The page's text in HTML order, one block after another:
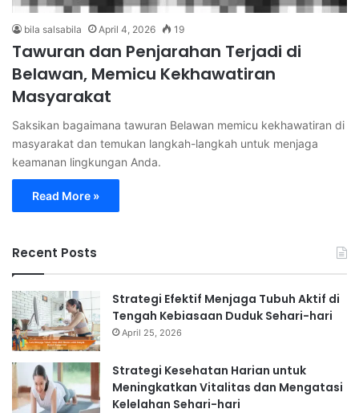
bila salsabila April 4, 2026 19
Tawuran dan Penjarahan Terjadi di
Belawan, Memicu Kekhawatiran
Masyarakat
Saksikan bagaimana tawuran Belawan memicu kekhawatiran di
masyarakat dan temukan langkah-langkah untuk menjaga
keamanan lingkungan Anda.
Read More »
Recent Posts
Strategi Efektif Menjaga Tubuh Aktif di
Tengah Kebiasaan Duduk Sehari-hari
April 25, 2026
Strategi Kesehatan Harian untuk
Meningkatkan Vitalitas dan Mengatasi
Kelelahan Sehari-hari